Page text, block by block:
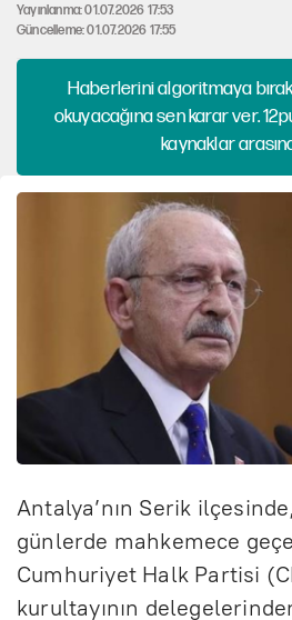
Yayınlanma: 01.07.2026 17:53
Güncelleme: 01.07.2026 17:55
Haberlerini algoritmaya
okuyacağına sen karar ver.
kaynaklar
Antalya’nın Serik
günlerde mahkemece
Cumhuriyet Halk Partisi
kurultayının